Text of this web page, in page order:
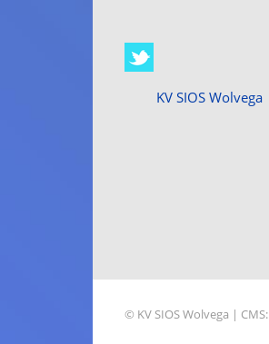
KV SIOS Wolvega
© KV SIOS Wolvega | CMS: